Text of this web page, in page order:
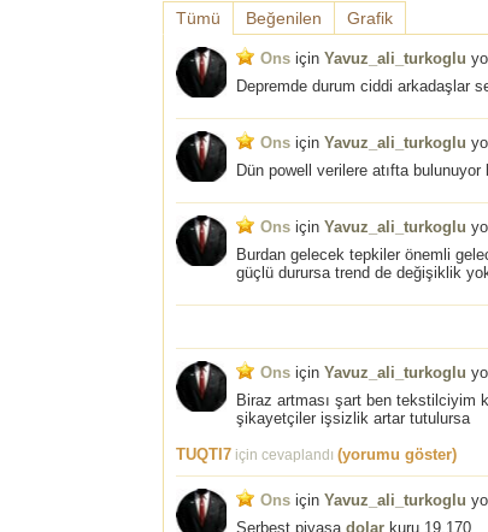
Tümü Beğenilen Grafik
Ons için Yavuz_ali_turkoglu
Depremde durum ciddi arkadaşlar
Ons için Yavuz_ali_turkoglu
Dün powell verilere atıfta
Ons için Yavuz_ali_turkoglu
Burdan gelecek tepkiler önemli
güçlü durursa trend de değişiklik
Ons için Yavuz_ali_turkoglu
Biraz artması şart ben tekstilciyim
şikayetçiler işsizlik artar tutulursa
TUQTI7 için cevaplandı (yorumu göster)
Ons için Yavuz_ali_turkoglu
Serbest piyasa dolar kuru 19,170